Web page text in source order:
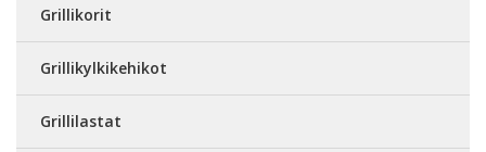
Grillikorit
Grillikylkikehikot
Grillilastat